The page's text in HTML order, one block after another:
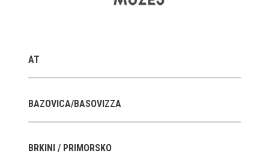
Stalne razstave
Občasne razstave
E-razstave
AT
BAZOVICA/BASOVIZZA
BRKINI / PRIMORSKO